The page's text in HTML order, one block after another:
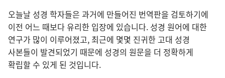
오늘날 성경 학자들은 과거에 만들어진 번역판을 검토하기에
이전 어느 때보다 유리한 입장에 있습니다. 성경 원어에 대한
연구가 많이 이루어졌고, 최근에 몇몇 진귀한 고대 성경
사본들이 발견되었기 때문에 성경의 원문을 더 정확하게
확립할 수 있게 된 것입니다.